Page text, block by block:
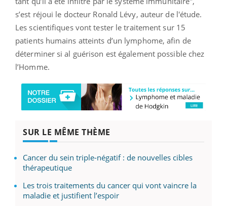
s’est réjoui le docteur Ronald Lévy, auteur de l'étude.
Les scientifiques vont tester le traitement sur 15
patients humains atteints d’un lymphome, afin de
déterminer si al guérison est également possible chez
l’Homme.
SUR LE MÊME THÈME
Cancer du sein triple-négatif : de nouvelles cibles
thérapeutique
Les trois traitements du cancer qui vont vaincre la
maladie et justifient l’espoir